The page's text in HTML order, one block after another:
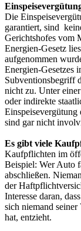
Die
garantiert, sind
Gerichtshofes vom
Energien-Gesetz
aufgenommen
Energien-Gesetzes
Subventionsbegriff
nicht zu. Unter
oder indirekte
sind gar nicht
Es gibt viele
Kaufpflichten im
Beispiel: Wer Auto
abschließen.
der
Interesse daran,
sich niemand
hat, entzieht.